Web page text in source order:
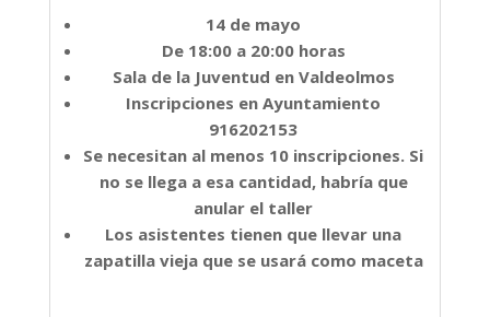
14 de mayo
De 18:00 a 20:00 horas
Sala de la Juventud en Valdeolmos
Inscripciones en Ayuntamiento
916202153
Se necesitan al menos 10 inscripciones. Si
no se llega a esa cantidad, habría que
anular el taller
Los asistentes tienen que llevar una
zapatilla vieja que se usará como maceta